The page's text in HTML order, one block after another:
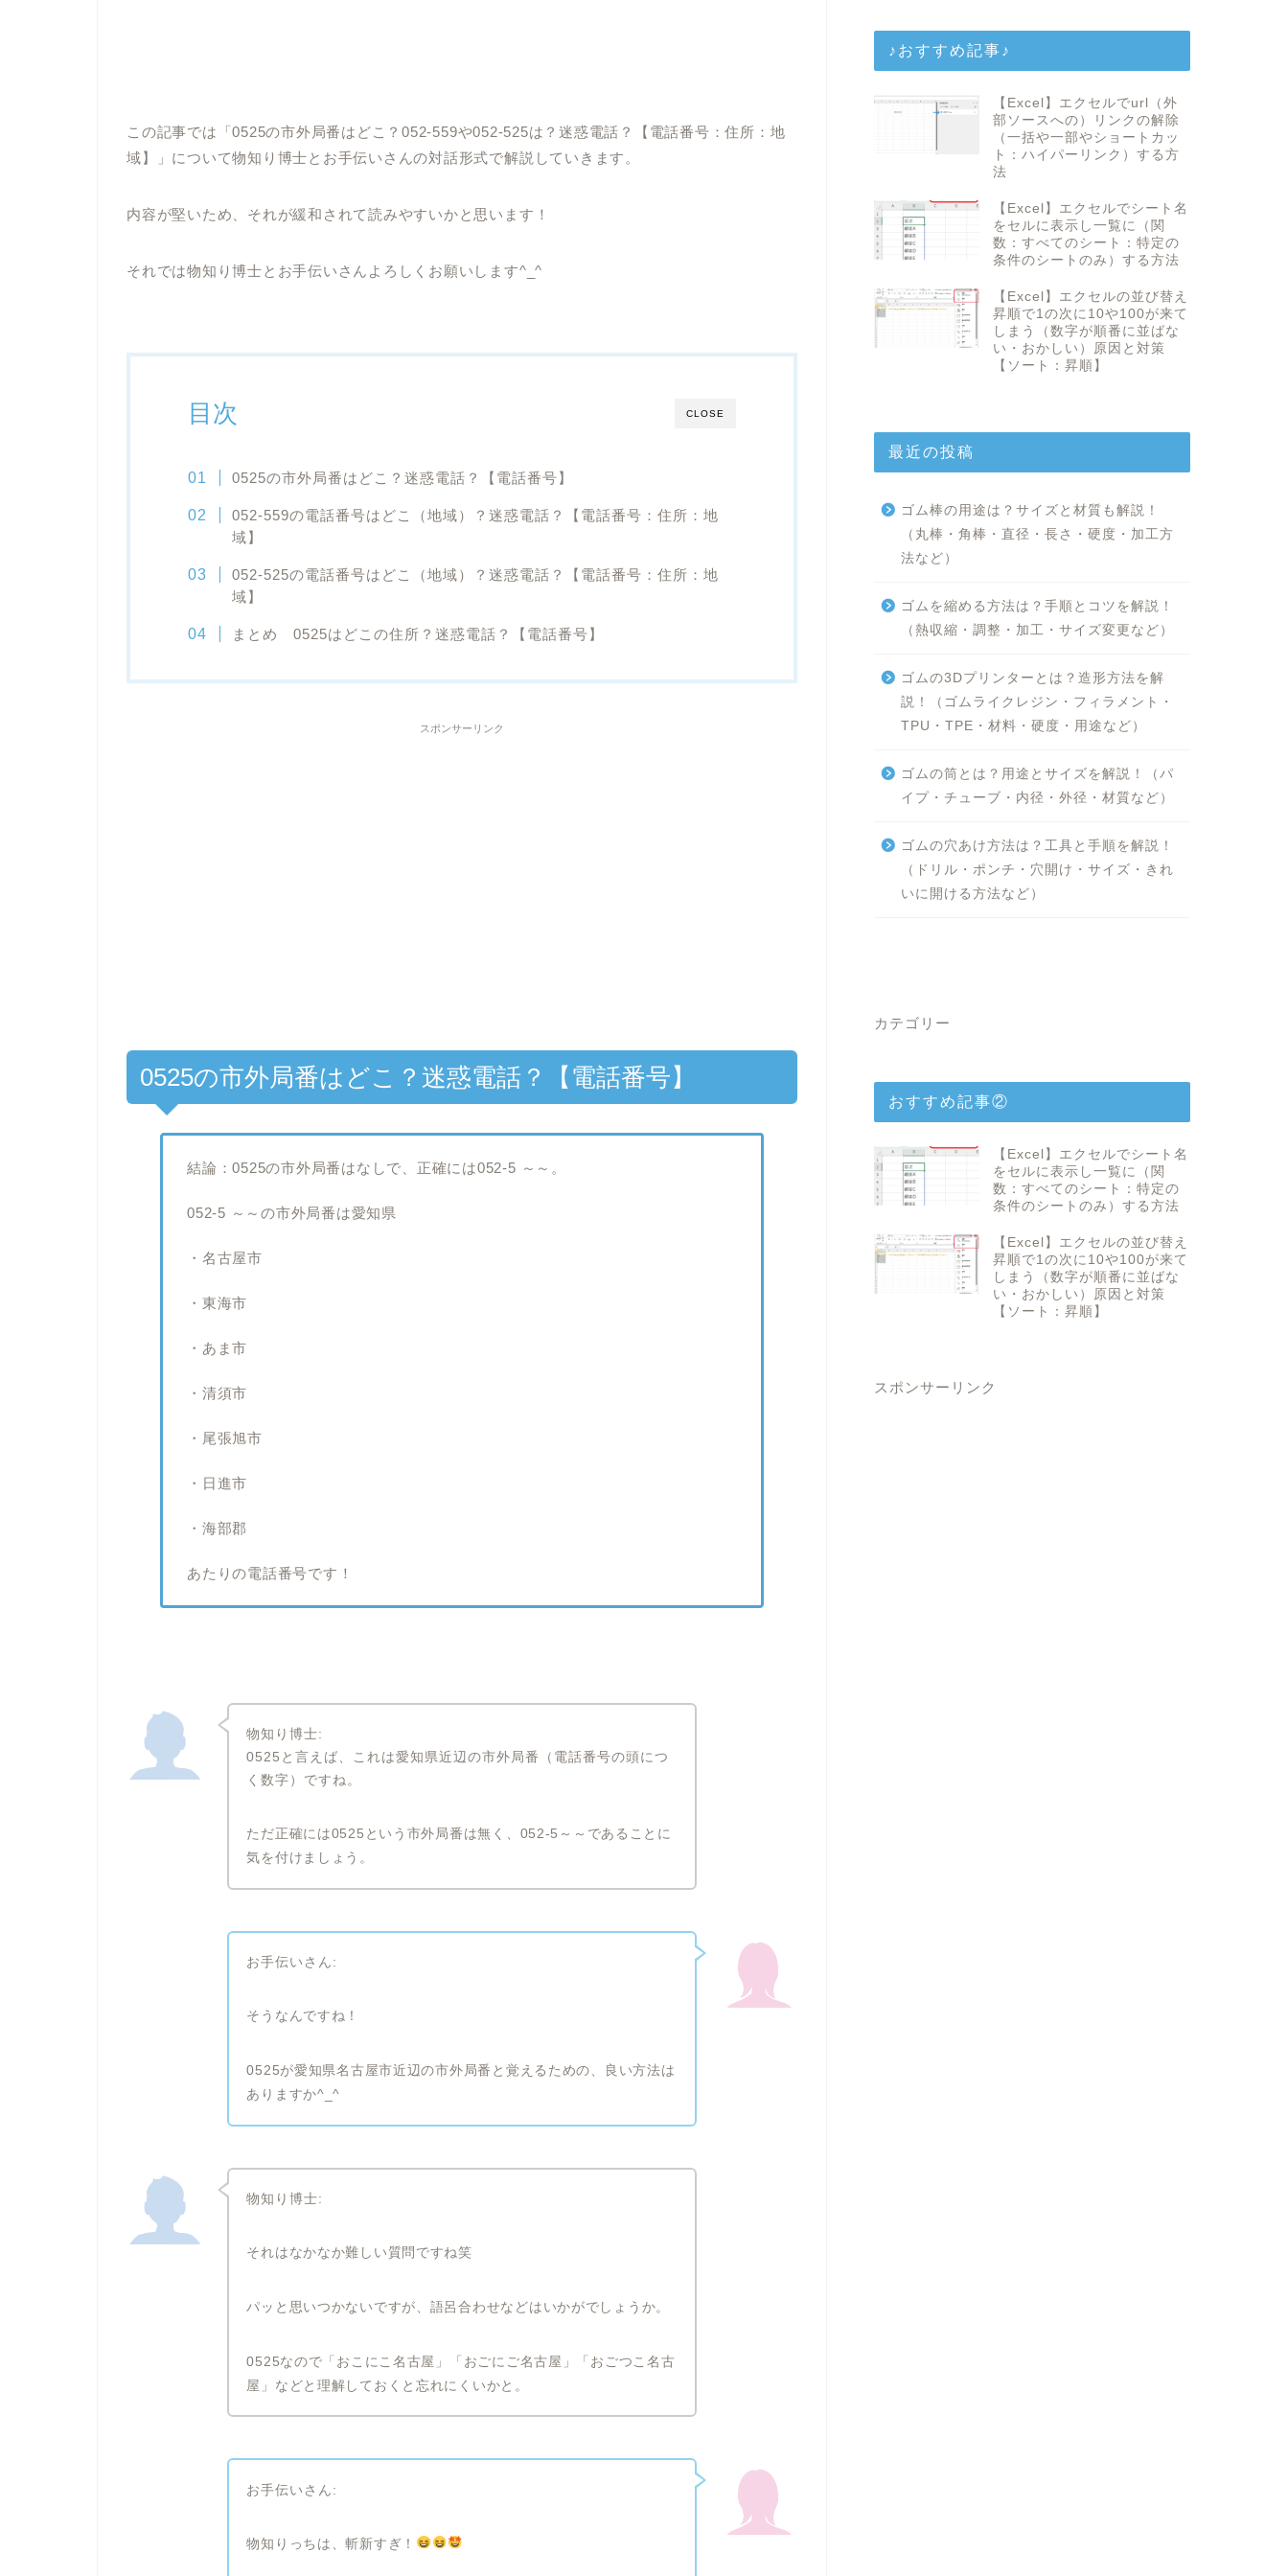
この記事では「0525の市外局番はどこ？052‐559や052‐525は？迷惑電話？【電話番号：住所：地
域】」について物知り博士とお手伝いさんの対話形式で解説していきます。
内容が堅いため、それが緩和されて読みやすいかと思います！
それでは物知り博士とお手伝いさんよろしくお願いします^_^
CLOSE
目次
0525の市外局番はどこ？迷惑電話？【電話番号】
052‐559の電話番号はどこ（地域）？迷惑電話？【電話番号：住所：地
域】
052‐525の電話番号はどこ（地域）？迷惑電話？【電話番号：住所：地
域】
まとめ 0525はどこの住所？迷惑電話？【電話番号】
スポンサーリンク
0525の市外局番はどこ？迷惑電話？【電話番号】
結論：0525の市外局番はなしで、正確には052-5 ～～。
052-5 ～～の市外局番は愛知県
・名古屋市
・東海市
・あま市
・清須市
・尾張旭市
・日進市
・海部郡
あたりの電話番号です！
物知り博士:
0525と言えば、これは愛知県近辺の市外局番（電話番号の頭につ
く数字）ですね。
ただ正確には0525という市外局番は無く、052-5～～であることに
気を付けましょう。
お手伝いさん:
そうなんですね！
0525が愛知県名古屋市近辺の市外局番と覚えるための、良い方法は
ありますか^_^
物知り博士:
それはなかなか難しい質問ですね笑
パッと思いつかないですが、語呂合わせなどはいかがでしょうか。
0525なので「おこにこ名古屋」「おごにご名古屋」「おごつこ名古
屋」などと理解しておくと忘れにくいかと。
お手伝いさん:
物知りっちは、斬新すぎ！
♪おすすめ記事♪
【Excel】エクセルでurl（外
部ソースへの）リンクの解除
（一括や一部やショートカッ
ト：ハイパーリンク）する方
法
【Excel】エクセルでシート名
をセルに表示し一覧に（関
数：すべてのシート：特定の
条件のシートのみ）する方法
【Excel】エクセルの並び替え
昇順で1の次に10や100が来て
しまう（数字が順番に並ばな
い・おかしい）原因と対策
【ソート：昇順】
最近の投稿
ゴム棒の用途は？サイズと材質も解説！
（丸棒・角棒・直径・長さ・硬度・加工方
法など）
ゴムを縮める方法は？手順とコツを解説！
（熱収縮・調整・加工・サイズ変更など）
ゴムの3Dプリンターとは？造形方法を解
説！（ゴムライクレジン・フィラメント・
TPU・TPE・材料・硬度・用途など）
ゴムの筒とは？用途とサイズを解説！（パ
イプ・チューブ・内径・外径・材質など）
ゴムの穴あけ方法は？工具と手順を解説！
（ドリル・ポンチ・穴開け・サイズ・きれ
いに開ける方法など）
カテゴリー
おすすめ記事②
【Excel】エクセルでシート名
をセルに表示し一覧に（関
数：すべてのシート：特定の
条件のシートのみ）する方法
【Excel】エクセルの並び替え
昇順で1の次に10や100が来て
しまう（数字が順番に並ばな
い・おかしい）原因と対策
【ソート：昇順】
スポンサーリンク